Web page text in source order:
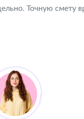
Точную смету